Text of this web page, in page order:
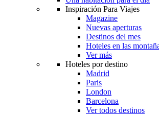
Inspiración Para Viajes
Magazine
Nuevas aperturas
Destinos del mes
Hoteles en las
Ver más
Hoteles por destino
Madrid
Paris
London
Barcelona
Ver todos destinos